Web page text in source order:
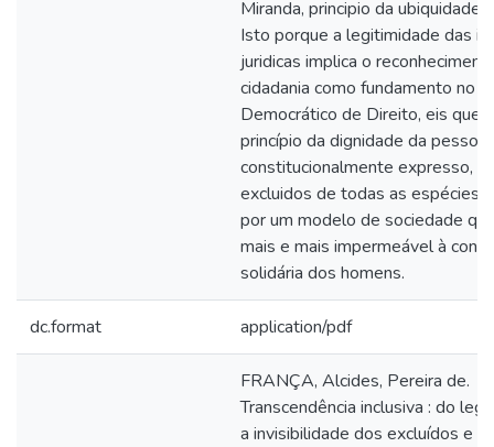
Miranda, principio da ubiquidade
Isto porque a legitimidade das
juridicas implica o
cidadania como fundamento no
Democrático de Direito, eis que
princípio da dignidade da pessoa
constitucionalmente expresso,
excluidos de todas as espécies.
por um modelo de sociedade
mais e mais impermeável à
solidária dos homens.
dc.format application/pdf
FRANÇA, Alcides, Pereira de.
Transcendência inclusiva : do
a invisibilidade dos excluídos e a